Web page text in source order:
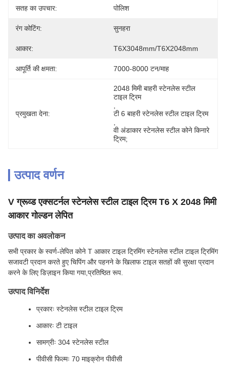
सतह का उपचार: पोलिश
रंग कोटिंग: सुनहरा
आकार: T6X3048mm/T6X2048mm
आपूर्ति की क्षमता: 7000-8000 टन/माह
प्रमुखता देना:
2048 मिमी बाहरी स्टेनलेस स्टील
टाइल ट्रिम
टी 6 बाहरी स्टेनलेस स्टील टाइल ट्रिम
वी अंडाकार स्टेनलेस स्टील कोने किनारे
ट्रिम;
उत्पाद वर्णन
V ग्रूव्ड एक्सटर्नल स्टेनलेस स्टील टाइल ट्रिम T6 X 2048 मिमी
आकार गोल्डन लेपित
उत्पाद का अवलोकन
सभी प्रकार के स्वर्ण-लेपित कोने T आकार टाइल ट्रिमिंग स्टेनलेस स्टील टाइल ट्रिमिंग
सजावटी प्रदान करते हुए चिपिंग और पहनने के खिलाफ टाइल सतहों की सुरक्षा प्रदान
करने के लिए डिज़ाइन किया गया,प्रतिष्ठित रूप.
उत्पाद विनिर्देश
प्रकारः स्टेनलेस स्टील टाइल ट्रिम
आकारः टी टाइल
सामग्रीः 304 स्टेनलेस स्टील
पीवीसी फिल्मः 70 माइक्रोन पीवीसी